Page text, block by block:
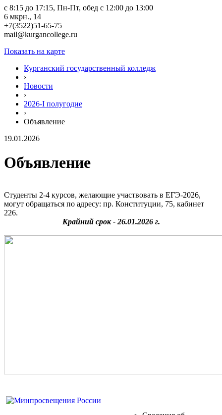
c 8:15 до 17:15, Пн-Пт, обед с 12:00 до 13:00
6 мкрн., 14
+7(3522)51-65-75
mail@kurgancollege.ru
Показать на карте
Курганский государственный колледж
›
Новости
›
2026-I полугодие
›
Объявление
19.01.2026
Объявление
Студенты 2-4 курсов, желающие участвовать в ЕГЭ-2026,
могут обращаться по адресу: пр. Конституции, 75, кабинет
226.
Крайний срок - 26.01.2026 г.